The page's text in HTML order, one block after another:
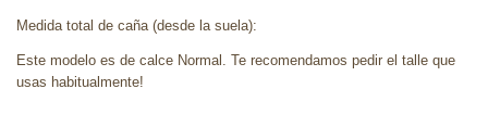
Medida total de caña (desde la suela):
Este modelo es de calce Normal. Te recomendamos pedir el talle que
usas habitualmente!